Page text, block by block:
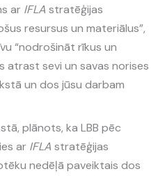
ar IFLA stratēģijas
resursus un materiālus”,
“nodrošināt rīkus un
atrast sevi un savas norises
un dos jūsu darbam
plānots, ka LBB pēc
ar IFLA stratēģijas
nedēļā paveiktais dos